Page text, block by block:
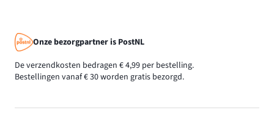
Onze bezorgpartner is PostNL
De verzendkosten bedragen € 4,99 per bestelling.
Bestellingen vanaf € 30 worden gratis bezorgd.